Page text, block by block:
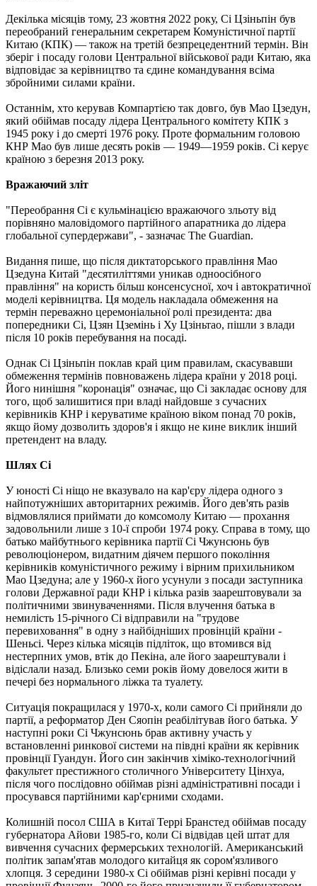
Декілька місяців тому, 23 жовтня 2022 року, Сі Цзіньпін був
переобраний генеральним секретарем Комуністичної партії
Китаю (КПК) — також на третій безпрецедентний термін. Він
зберіг і посаду голови Центральної військової ради Китаю, яка
відповідає за керівництво та єдине командування всіма
збройними силами країни.
Останнім, хто керував Компартією так довго, був Мао Цзедун,
який обіймав посаду лідера Центрального комітету КПК з
1945 року і до смерті 1976 року. Проте формальним головою
КНР Мао був лише десять років — 1949—1959 років. Сі керує
країною з березня 2013 року.
Вражаючий зліт
"Переобрання Сі є кульмінацією вражаючого зльоту від
порівняно маловідомого партійного апаратника до лідера
глобальної супердержави", - зазначає The Guardian.
Видання пише, що після диктаторського правління Мао
Цзедуна Китай "десятиліттями уникав одноосібного
правління" на користь більш консенсусної, хоч і автократичної
моделі керівництва. Ця модель накладала обмеження на
термін переважно церемоніальної ролі президента: два
попередники Сі, Цзян Цземінь і Ху Цзіньтао, пішли з влади
після 10 років перебування на посаді.
Однак Сі Цзіньпін поклав край цим правилам, скасувавши
обмеження термінів повноважень лідера країни у 2018 році.
Його нинішня "коронація" означає, що Сі закладає основу для
того, щоб залишитися при владі найдовше з сучасних
керівників КНР і керуватиме країною віком понад 70 років,
якщо йому дозволить здоров'я і якщо не кине виклик інший
претендент на владу.
Шлях Сі
У юності Сі ніщо не вказувало на кар'єру лідера одного з
найпотужніших авторитарних режимів. Його дев'ять разів
відмовлялися приймати до комсомолу Китаю — прохання
задовольнили лише з 10-ї спроби 1974 року. Справа в тому, що
батько майбутнього керівника партії Сі Чжунсюнь був
революціонером, видатним діячем першого покоління
керівників комуністичного режиму і вірним прихильником
Мао Цзедуна; але у 1960-х його усунули з посади заступника
голови Державної ради КНР і кілька разів заарештовували за
політичними звинуваченнями. Після влучення батька в
немилість 15-річного Сі відправили на "трудове
перевиховання" в одну з найбідніших провінцій країни -
Шеньсі. Через кілька місяців підліток, що втомився від
нестерпних умов, втік до Пекіна, але його заарештували і
відіслали назад. Близько семи років йому довелося жити в
печері без нормального ліжка та туалету.
Ситуація покращилася у 1970-х, коли самого Сі прийняли до
партії, а реформатор Ден Сяопін реабілітував його батька. У
наступні роки Сі Чжунсюнь брав активну участь у
встановленні ринкової системи на півдні країни як керівник
провінції Гуандун. Його син закінчив хіміко-технологічний
факультет престижного столичного Університету Цінхуа,
після чого послідовно обіймав різні адміністративні посади і
просувався партійними кар'єрними сходами.
Колишній посол США в Китаї Террі Бранстед обіймав посаду
губернатора Айови 1985-го, коли Сі відвідав цей штат для
вивчення сучасних фермерських технологій. Американський
політик запам'ятав молодого китайця як сором'язливого
хлопця. З середини 1980-х Сі обіймав різні керівні посади у